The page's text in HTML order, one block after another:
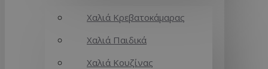
Χαλιά Κρεβατοκάμαρας
Χαλιά Παιδικά
Χαλιά Κουζίνας